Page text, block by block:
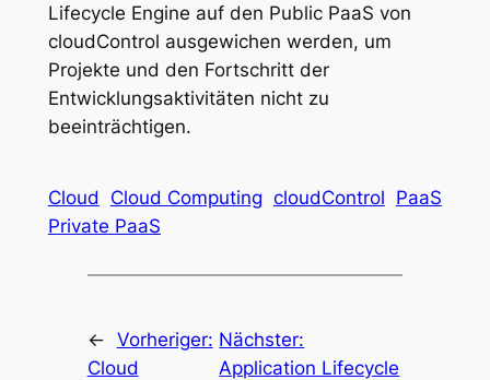
Lifecycle Engine auf den Public PaaS von
cloudControl ausgewichen werden, um
Projekte und den Fortschritt der
Entwicklungsaktivitäten nicht zu
beeinträchtigen.
Cloud Cloud Computing cloudControl PaaS
Private PaaS
← Vorheriger:
Cloud
Nächster:
Application Lifecycle